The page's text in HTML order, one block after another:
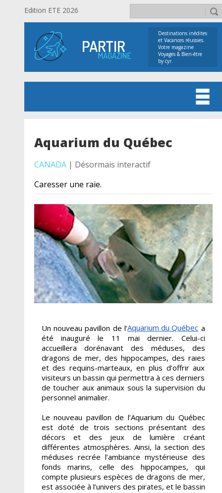
Edition ETE 2026
Destinations inédites
et Vacances réussies.
Votre magazine
Voyages & Bien-être
by cyr.
Aquarium du Québec
CANADA| Désormais interactif
Caresser une raie.
Un nouveau pavillon de l’Aquarium du Québec a
été inauguré le 11 mai dernier. Celui-ci
accueillera dorénavant des méduses, des
dragons de mer, des hippocampes, des raies
et des requins-marteaux, en plus d’offrir aux
visiteurs un bassin qui permettra à ces derniers
de toucher aux animaux sous la supervision du
personnel animalier.
Le nouveau pavillon de l’Aquarium du Québec
est doté de trois sections présentant des
décors et des jeux de lumière créant
différentes atmosphères. Ainsi, la section des
méduses recrée l’ambiance mystérieuse des
fonds marins, celle des hippocampes, qui
compte plusieurs espèces de dragons de mer,
est associée à l’univers des pirates, et le bassin